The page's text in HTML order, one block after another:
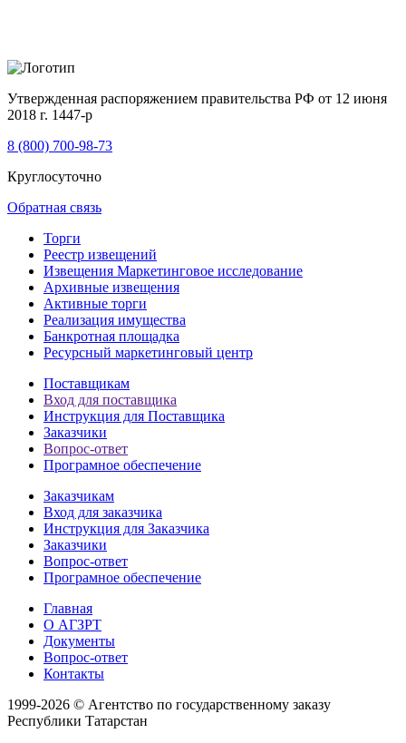
Утвержденная распоряжением правительства РФ от 12 июня
2018 г. 1447-р
8 (800) 700-98-73
Круглосуточно
Обратная связь
Торги
Реестр извещений
Извещения Маркетинговое исследование
Архивные извещения
Активные торги
Реализация имущества
Банкротная площадка
Ресурсный маркетинговый центр
Поставщикам
Вход для поставщика
Инструкция для Поставщика
Заказчики
Вопрос-ответ
Програмное обеспечение
Заказчикам
Вход для заказчика
Инструкция для Заказчика
Заказчики
Вопрос-ответ
Програмное обеспечение
Главная
О АГЗРТ
Документы
Вопрос-ответ
Контакты
1999-2026 © Агентство по государственному заказу
Республики Татарстан